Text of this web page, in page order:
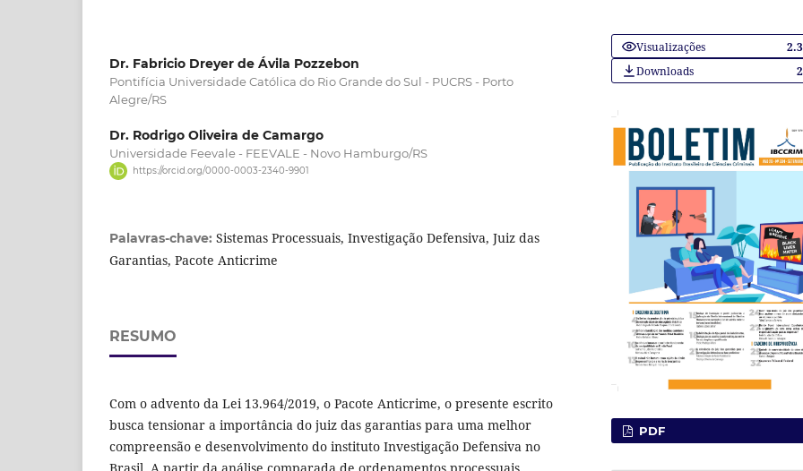
Dr. Fabricio Dreyer de Ávila Pozzebon
Pontifícia Universidade Católica do Rio Grande do Sul - PUCRS - Porto
Alegre/RS
Dr. Rodrigo Oliveira de Camargo
Universidade Feevale - FEEVALE - Novo Hamburgo/RS
https://orcid.org/0000-0003-2340-9901
Palavras-chave: Sistemas Processuais, Investigação Defensiva, Juiz das
Garantias, Pacote Anticrime
RESUMO
Com o advento da Lei 13.964/2019, o Pacote Anticrime, o presente escrito
busca tensionar a importância do juiz das garantias para uma melhor
compreensão e desenvolvimento do instituto Investigação Defensiva no
Visualizações
Downloads
PDF